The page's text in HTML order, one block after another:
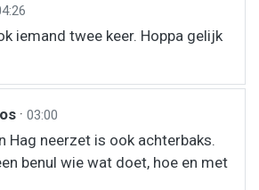
iemand twee keer. Hoppa gelijk
· 03:00
Hag neerzet is ook achterbaks.
benul wie wat doet, hoe en met